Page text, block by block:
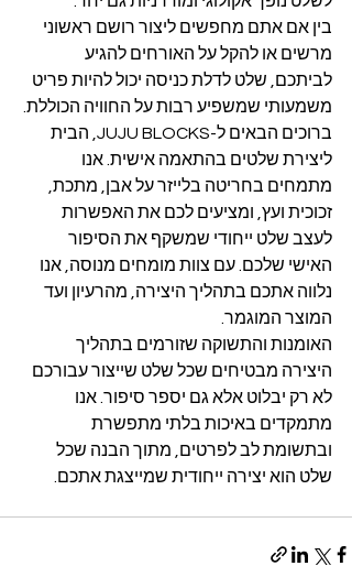
בין אם אתם מחפשים ליצור רושם ראשוני
מרשים או להקל על האורחים להגיע
לביתכם, שלט לדלת כניסה יכול להיות פריט
משמעותי שמשפיע רבות על החוויה הכוללת.
ברוכים הבאים ל-JUJU BLOCKS, הבית
ליצירת שלטים בהתאמה אישית. אנו
מתמחים בחריטה בלייזר על אבן, מתכת,
זכוכית ועץ, ומציעים לכם את האפשרות
לעצב שלט ייחודי שמשקף את הסיפור
האישי שלכם. עם צוות מומחים מנוסה, אנו
נלווה אתכם בתהליך היצירה, מהרעיון ועד
המוצר המוגמר.
האומנות והתשוקה שזורמים בתהליך
היצירה מבטיחים שכל שלט שייצור עבורכם
לא רק יבלוט אלא גם יספר סיפור. אנו
מתמקדים באיכות בלתי מתפשרת
ובתשומת לב לפרטים, מתוך הבנה שכל
שלט הוא יצירה ייחודית שמייצגת אתכם.